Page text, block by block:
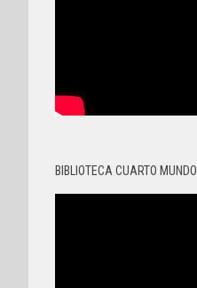
BIBLIOTECA CUARTO MUNDO